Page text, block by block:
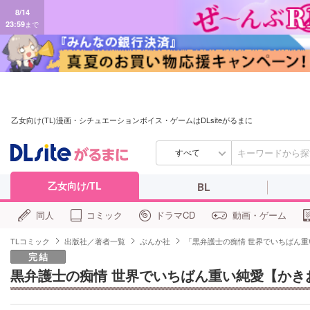
8/14
23:59まで
乙女向け(TL)漫画・シチュエーションボイス・ゲームはDLsiteがるまに
すべて
乙女向け/TL BL
同人 コミック ドラマCD 動画・ゲーム
TLコミック 出版社／著者一覧 ぶんか社 「黒弁護士の痴情 世界でいちばん
完結
黒弁護士の痴情 世界でいちばん重い純愛【か